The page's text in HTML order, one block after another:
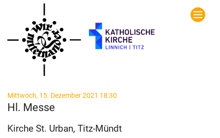
Zum Inhalt springen
Mittwoch, 15. Dezember 2021 18:30
Hl. Messe
Kirche St. Urban, Titz-Mündt